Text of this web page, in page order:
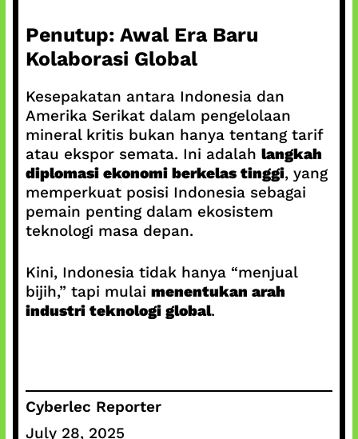
Penutup: Awal Era Baru
Kolaborasi Global
Kesepakatan antara Indonesia dan
Amerika Serikat dalam pengelolaan
mineral kritis bukan hanya tentang tarif
atau ekspor semata. Ini adalah langkah
diplomasi ekonomi berkelas tinggi, yang
memperkuat posisi Indonesia sebagai
pemain penting dalam ekosistem
teknologi masa depan.
Kini, Indonesia tidak hanya “menjual
bijih,” tapi mulai menentukan arah
industri teknologi global.
Cyberlec Reporter
July 28, 2025